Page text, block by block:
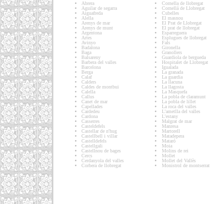
Abrera
Aguilar de segarra
Aiguafreda
Alella
Arenys de mar
Arenys de munt
Argentona
Artes
Avinyo
Badalona
Baga
Balsareny
Barbera del valles
Barcelona
Berga
Calaf
Calders
Caldes de montbui
Calella
Callus
Canet de mar
Capellades
Cardedeu
Cardona
Casserres
Casteldefels
Castellar de n'hug
Castellbell i villar
Castelldefels
Castellgali
Castellnou de bages
Cercs
Cerdanyola del valles
Corbera de llobregat
Cornella de llobregat
Cornellá de Llobregat
Cubelles
El masnou
El Prat de Llobregat
El prat de llobregat
Esparreguera
Esplugues de llobregat
Fals
Gironella
Granollers
Guardiola de bergueda
Hospitalet de Llobregat
Igualada
La granada
La guardia
La llacuna
La llagosta
La Masquefa
La pobla de claramunt
La pobla de lillet
La roca del valles
L'ametlla del valles
L'estany
Malgrat de mar
Manresa
Martorell
Matadepera
Mataró
Moia
Molins de rei
Mollet
Mollet del Vallès
Monistrol de montserrat